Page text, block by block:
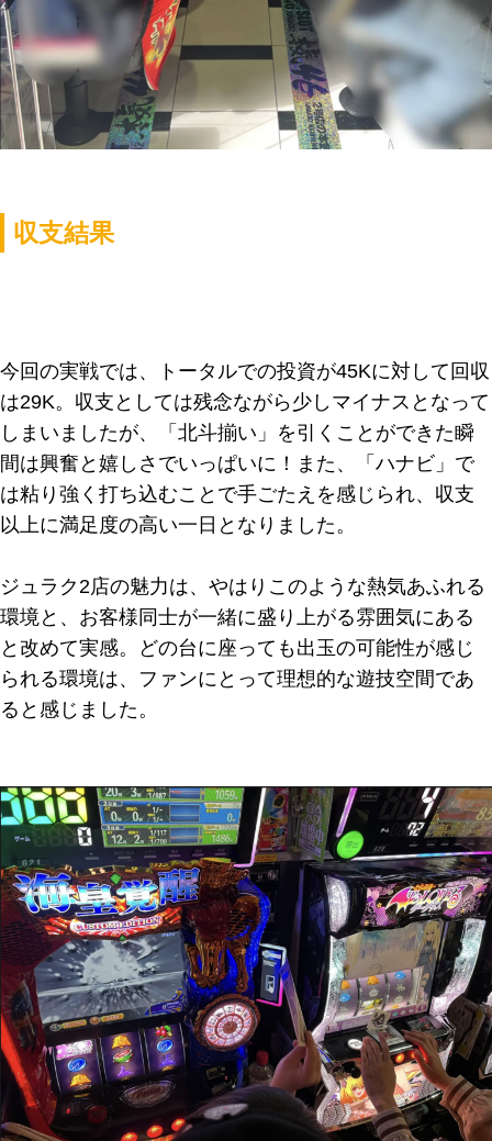
収支結果
今回の実戦では、トータルでの投資が45Kに対して回収
は29K。収支としては残念ながら少しマイナスとなって
しまいましたが、「北斗揃い」を引くことができた瞬
間は興奮と嬉しさでいっぱいに！また、「ハナビ」で
は粘り強く打ち込むことで手ごたえを感じられ、収支
以上に満足度の高い一日となりました。
ジュラク2店の魅力は、やはりこのような熱気あふれる
環境と、お客様同士が一緒に盛り上がる雰囲気にある
と改めて実感。どの台に座っても出玉の可能性が感じ
られる環境は、ファンにとって理想的な遊技空間であ
ると感じました。